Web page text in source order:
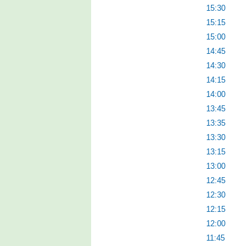
15:30
15:15
15:00
14:45
14:30
14:15
14:00
13:45
13:35
13:30
13:15
13:00
12:45
12:30
12:15
12:00
11:45